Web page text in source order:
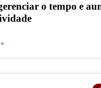
o tempo e